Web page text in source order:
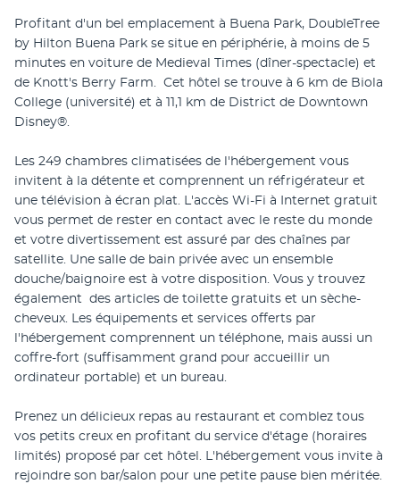
Profitant d'un bel emplacement à Buena Park, DoubleTree
by Hilton Buena Park se situe en périphérie, à moins de 5
minutes en voiture de Medieval Times (dîner-spectacle) et
de Knott's Berry Farm.  Cet hôtel se trouve à 6 km de Biola
College (université) et à 11,1 km de District de Downtown
Disney®.
Les 249 chambres climatisées de l'hébergement vous
invitent à la détente et comprennent un réfrigérateur et
une télévision à écran plat. L'accès Wi-Fi à Internet gratuit
vous permet de rester en contact avec le reste du monde
et votre divertissement est assuré par des chaînes par
satellite. Une salle de bain privée avec un ensemble
douche/baignoire est à votre disposition. Vous y trouvez
également  des articles de toilette gratuits et un sèche-
cheveux. Les équipements et services offerts par
l'hébergement comprennent un téléphone, mais aussi un
coffre-fort (suffisamment grand pour accueillir un
ordinateur portable) et un bureau.
Prenez un délicieux repas au restaurant et comblez tous
vos petits creux en profitant du service d'étage (horaires
limités) proposé par cet hôtel. L'hébergement vous invite à
rejoindre son bar/salon pour une petite pause bien méritée.